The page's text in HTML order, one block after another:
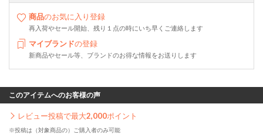
商品のお気に入り登録
再入荷やセール開始、残り１点の時にいち早くご連絡します
マイブランドの登録
新商品やセール等、ブランドのお得な情報をお送りします
このアイテムへのお客様の声
レビュー投稿で最大2,000ポイント
※投稿は（対象商品の）ご購入者のみ可能